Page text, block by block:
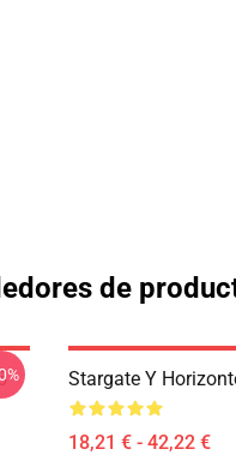
de
Stargate Y
18,21 € - 42,22 €